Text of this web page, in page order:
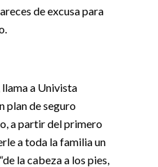
de excusa para
llama a Univista
plan de seguro
a partir del primero
a toda la familia un
la cabeza a los pies,